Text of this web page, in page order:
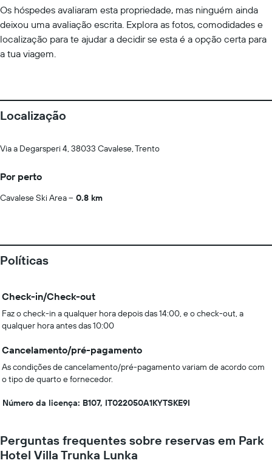
Os hóspedes avaliaram esta propriedade, mas ninguém ainda
deixou uma avaliação escrita. Explora as fotos, comodidades e
localização para te ajudar a decidir se esta é a opção certa para
a tua viagem.
Localização
Via a Degarsperi 4, 38033 Cavalese, Trento
Por perto
Cavalese Ski Area 0.8 km
Políticas
Check-in/Check-out
Faz o check-in a qualquer hora depois das 14:00, e o check-out, a
qualquer hora antes das 10:00
Cancelamento/pré-pagamento
As condições de cancelamento/pré-pagamento variam de acordo com
o tipo de quarto e fornecedor.
Número da licença: B107, IT022050A1KYTSKE9I
Perguntas frequentes sobre reservas em Park
Hotel Villa Trunka Lunka